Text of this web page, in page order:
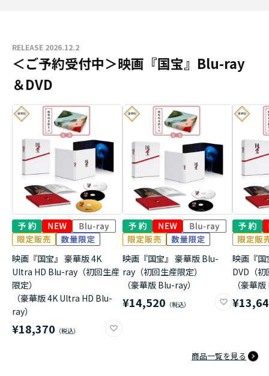
RELEASE 2026.12.2
＜ご予約受付中＞映画『国宝』Blu-ray
＆DVD
映画『国宝』 豪華版 4K
Ultra HD Blu-ray（初回生産
限定）
（豪華版 4K Ultra HD Blu-
ray）
¥18,370
映画『国宝』 豪華版 Blu-
ray（初回生産限定）
（豪華版 Blu-ray）
¥14,520
映画『国
DVD（
（豪華
商品一覧を見る